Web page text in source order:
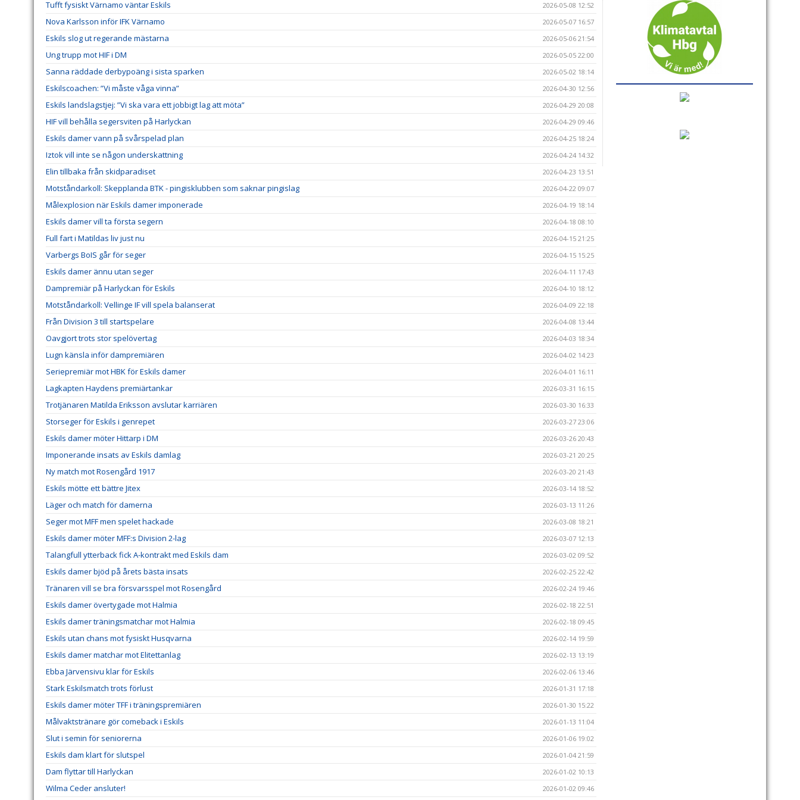
Tufft fysiskt Värnamo väntar Eskils 2026-05-08 12:52
Nova Karlsson inför IFK Värnamo 2026-05-07 16:57
Eskils slog ut regerande mästarna 2026-05-06 21:54
Ung trupp mot HIF i DM 2026-05-05 22:00
Sanna räddade derbypoäng i sista sparken 2026-05-02 18:14
Eskilscoachen: ”Vi måste våga vinna” 2026-04-30 12:56
Eskils landslagstjej: ”Vi ska vara ett jobbigt lag att möta” 2026-04-29 20:08
HIF vill behålla segersviten på Harlyckan 2026-04-29 09:46
Eskils damer vann på svårspelad plan 2026-04-25 18:24
Iztok vill inte se någon underskattning 2026-04-24 14:32
Elin tillbaka från skidparadiset 2026-04-23 13:51
Motståndarkoll: Skepplanda BTK - pingisklubben som saknar pingislag 2026-04-22 09:07
Målexplosion när Eskils damer imponerade 2026-04-19 18:14
Eskils damer vill ta första segern 2026-04-18 08:10
Full fart i Matildas liv just nu 2026-04-15 21:25
Varbergs BoIS går för seger 2026-04-15 15:25
Eskils damer ännu utan seger 2026-04-11 17:43
Dampremiär på Harlyckan för Eskils 2026-04-10 18:12
Motståndarkoll: Vellinge IF vill spela balanserat 2026-04-09 22:18
Från Division 3 till startspelare 2026-04-08 13:44
Oavgjort trots stor spelövertag 2026-04-03 18:34
Lugn känsla inför dampremiären 2026-04-02 14:23
Seriepremiär mot HBK för Eskils damer 2026-04-01 16:11
Lagkapten Haydens premiärtankar 2026-03-31 16:15
Trotjänaren Matilda Eriksson avslutar karriären 2026-03-30 16:33
Storseger för Eskils i genrepet 2026-03-27 23:06
Eskils damer möter Hittarp i DM 2026-03-26 20:43
Imponerande insats av Eskils damlag 2026-03-21 20:25
Ny match mot Rosengård 1917 2026-03-20 21:43
Eskils mötte ett bättre Jitex 2026-03-14 18:52
Läger och match för damerna 2026-03-13 11:26
Seger mot MFF men spelet hackade 2026-03-08 18:21
Eskils damer möter MFF:s Division 2-lag 2026-03-07 12:13
Talangfull ytterback fick A-kontrakt med Eskils dam 2026-03-02 09:52
Eskils damer bjöd på årets bästa insats 2026-02-25 22:42
Tränaren vill se bra försvarsspel mot Rosengård 2026-02-24 19:46
Eskils damer övertygade mot Halmia 2026-02-18 22:51
Eskils damer träningsmatchar mot Halmia 2026-02-18 09:45
Eskils utan chans mot fysiskt Husqvarna 2026-02-14 19:59
Eskils damer matchar mot Elitettanlag 2026-02-13 13:19
Ebba Järvensivu klar för Eskils 2026-02-06 13:46
Stark Eskilsmatch trots förlust 2026-01-31 17:18
Eskils damer möter TFF i träningspremiären 2026-01-30 15:22
Målvaktstränare gör comeback i Eskils 2026-01-13 11:04
Slut i semin för seniorerna 2026-01-06 19:02
Eskils dam klart för slutspel 2026-01-04 21:59
Dam flyttar till Harlyckan 2026-01-02 10:13
Wilma Ceder ansluter! 2026-01-02 09:46